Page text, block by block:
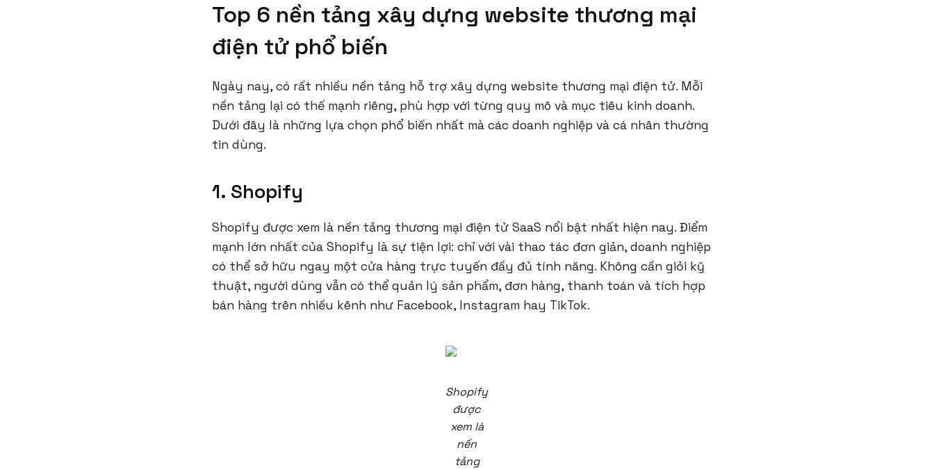
Top 6 nền tảng xây dựng website thương mại
điện tử phổ biến
Ngày nay, có rất nhiều nền tảng hỗ trợ xây dựng website thương mại điện tử. Mỗi
nền tảng lại có thế mạnh riêng, phù hợp với từng quy mô và mục tiêu kinh doanh.
Dưới đây là những lựa chọn phổ biến nhất mà các doanh nghiệp và cá nhân thường
tin dùng.
1. Shopify
Shopify được xem là nền tảng thương mại điện tử SaaS nổi bật nhất hiện nay. Điểm
mạnh lớn nhất của Shopify là sự tiện lợi: chỉ với vài thao tác đơn giản, doanh nghiệp
có thể sở hữu ngay một cửa hàng trực tuyến đầy đủ tính năng. Không cần giỏi kỹ
thuật, người dùng vẫn có thể quản lý sản phẩm, đơn hàng, thanh toán và tích hợp
bán hàng trên nhiều kênh như Facebook, Instagram hay TikTok.
Shopify
được
xem là
nền
tảng